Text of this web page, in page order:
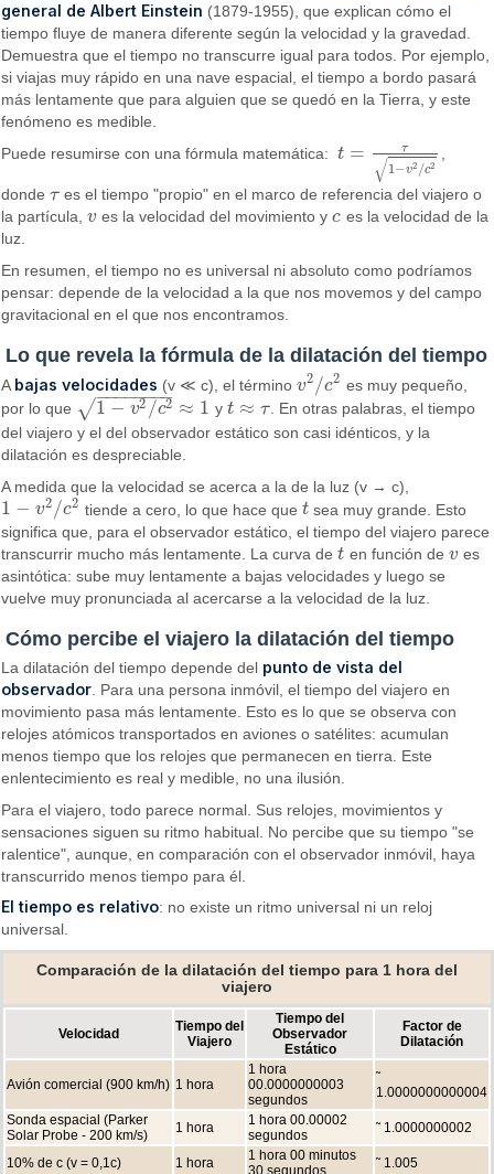
general de Albert Einstein (1879-1955), que explican cómo el
tiempo fluye de manera diferente según la velocidad y la gravedad.
Demuestra que el tiempo no transcurre igual para todos. Por ejemplo,
si viajas muy rápido en una nave espacial, el tiempo a bordo pasará
más lentamente que para alguien que se quedó en la Tierra, y este
fenómeno es medible.
Puede resumirse con una fórmula matemática: t = τ
1−v2 /c2
√
t=τ1 −v2/c2
dondeτ
τ es el tiempo "propio" en el marco de referencia del viajero o
la partícula,v
v es la velocidad del movimiento yc
c es la velocidad de la
luz.
En resumen, el tiempo no es universal ni absoluto como podríamos
pensar: depende de la velocidad a la que nos movemos y del campo
gravitacional en el que nos encontramos.
Lo que revela la fórmula de la dilatación del tiempo
A bajas velocidades (v ≪ c), el términov2 /c2
v2/c2
es muy pequeño,
por lo que
1 − v2 /c2
− −
−−−−−−
√ ≈ 1
1−v2 /c2≈1 y t ≈ τ
t≈ τ
. En otras palabras, el tiempo
del viajero y el del observador estático son casi idénticos, y la
dilatación es despreciable.
A medida que la velocidad se acerca a la de la luz (v → c),
1 − v2 /c2
1 −v2/c2 tiende a cero, lo que hace que t
t sea muy grande. Esto
significa que, para el observador estático, el tiempo del viajero parece
transcurrir mucho más lentamente. La curva det
t en función dev
v es
asintótica: sube muy lentamente a bajas velocidades y luego se
vuelve muy pronunciada al acercarse a la velocidad de la luz.
Cómo percibe el viajero la dilatación del tiempo
La dilatación del tiempo depende del punto de vista del
observador . Para una persona inmóvil, el tiempo del viajero en
movimiento pasa más lentamente. Esto es lo que se observa con
relojes atómicos transportados en aviones o satélites: acumulan
menos tiempo que los relojes que permanecen en tierra. Este
enlentecimiento es real y medible, no una ilusión.
Para el viajero, todo parece normal. Sus relojes, movimientos y
sensaciones siguen su ritmo habitual. No percibe que su tiempo "se
ralentice", aunque, en comparación con el observador inmóvil, haya
transcurrido menos tiempo para él.
El tiempo es relativo: no existe un ritmo universal ni un reloj
universal.
Comparación de la dilatación del tiempo para 1 hora del
viajero
Velocidad
Tiempo del
Viajero
Tiempo del
Observador
Estático
Factor de
Dilatación
Avión comercial (900 km/h) 1 hora
1 hora
00.0000000003
segundos
˜
1.0000000000004
Sonda espacial (Parker
Solar Probe - 200 km/s)
1 hora
1 hora 00.00002
segundos
˜ 1.0000000002
10% de c (v = 0,1c) 1 hora
1 hora 00 minutos
30 segundos
˜ 1.005